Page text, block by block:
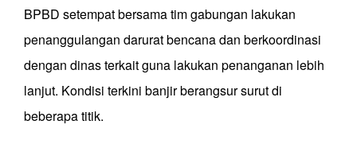
BPBD setempat bersama tim gabungan lakukan
penanggulangan darurat bencana dan berkoordinasi
dengan dinas terkait guna lakukan penanganan lebih
lanjut. Kondisi terkini banjir berangsur surut di
beberapa titik.